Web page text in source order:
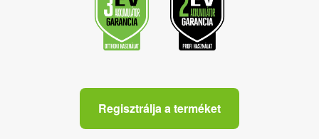
Regisztrálja a terméket